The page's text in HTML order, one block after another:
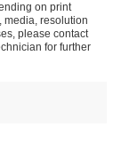
on print
media, resolution
please contact
for further